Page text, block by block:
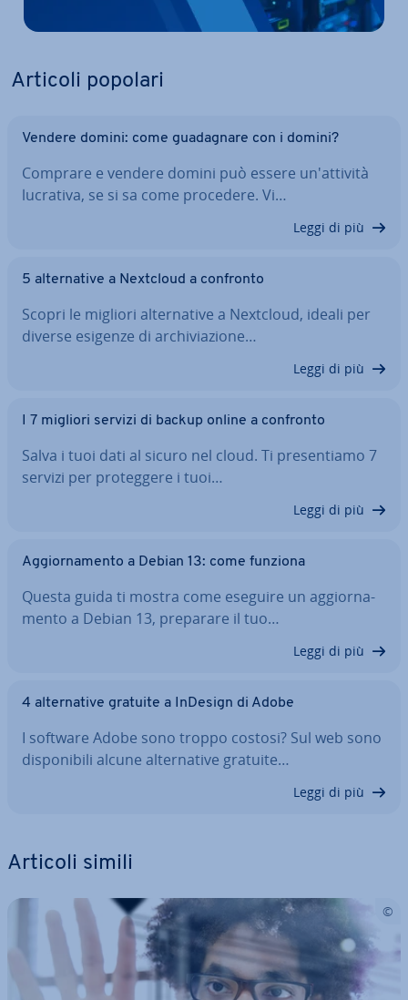
Articoli popolari
Vendere domini: come gua­da­gna­re con i domini?
Comprare e vendere domini può essere un'at­ti­vi­tà
lucrativa, se si sa come procedere. Vi…
Leggi di più
5 al­ter­na­ti­ve a Nextcloud a confronto
Scopri le migliori al­ter­na­ti­ve a Nextcloud, ideali per
diverse esigenze di ar­chi­via­zio­ne…
Leggi di più
I 7 migliori servizi di backup online a confronto
Salva i tuoi dati al sicuro nel cloud. Ti pre­sen­tia­mo 7
servizi per pro­teg­ge­re i tuoi…
Leggi di più
Ag­gior­na­men­to a Debian 13: come funziona
Questa guida ti mostra come eseguire un ag­gior­na­
men­to a Debian 13, preparare il tuo…
Leggi di più
4 al­ter­na­ti­ve gratuite a InDesign di Adobe
I software Adobe sono troppo costosi? Sul web sono
di­spo­ni­bi­li alcune al­ter­na­ti­ve gratuite…
Leggi di più
Articoli simili